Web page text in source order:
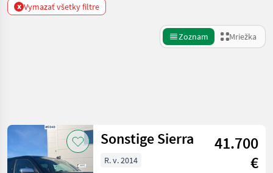
x Vymazať všetky filtre
Zoznam Mriežka
Kategória 4 Krajina Filtre
Sonstige Sierra
41.700
€
R. v. 2014